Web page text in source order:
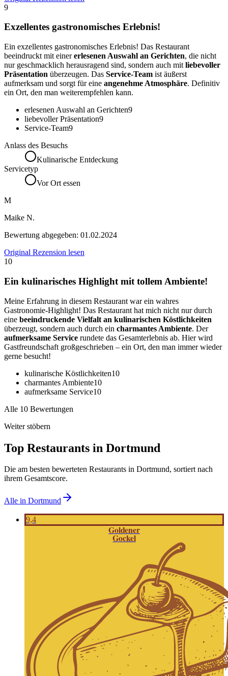
9
Exzellentes gastronomisches Erlebnis!
Ein exzellentes gastronomisches Erlebnis! Das Restaurant
beeindruckt mit einererlesenen Auswahl an Gerichten, die nicht
nur geschmacklich herausragend sind, sondern auch mit liebevoller
Präsentation überzeugen. Das Service-Team ist äußerst
aufmerksam und sorgt für eine angenehme Atmosphäre. Definitiv
ein Ort, den man weiterempfehlen kann.
erlesenen Auswahl an Gerichten9
liebevoller Präsentation9
Service-Team9
Anlass des Besuchs
Kulinarische Entdeckung
Servicetyp
Vor Ort essen
M
Maike N.
Bewertung abgegeben: 01.02.2024
Original Rezension lesen
10
Ein kulinarisches Highlight mit tollem Ambiente!
Meine Erfahrung in diesem Restaurant war ein wahres
Gastronomie-Highlight! Das Restaurant hat mich nicht nur durch
eine beeindruckende Vielfalt an kulinarischen Köstlichkeiten
überzeugt, sondern auch durch ein charmantes Ambiente. Der
aufmerksame Service rundete das Gesamterlebnis ab. Hier wird
Gastfreundschaft großgeschrieben – ein Ort, den man immer wieder
gerne besucht!
kulinarische Köstlichkeiten10
charmantes Ambiente10
aufmerksame Service10
Alle 10 Bewertungen
Weiter stöbern
Top Restaurants in Dortmund
Die am besten bewerteten Restaurants in Dortmund, sortiert nach
ihrem Gesamtscore.
Alle in Dortmund
9,4
Goldener
Gockel